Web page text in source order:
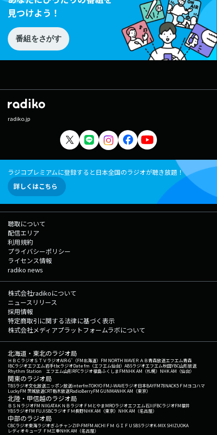
見つけよう！
番組をさがす
radiko.jp
ラジコプレミアムに登録すると日本全国のラジオが聴き放題！
詳しくはこちら
聴取について
配信エリア
利用規約
プライバシーポリシー
ライセンス情報
radiko news
株式会社radikoについて
ニュースリリース
採用情報
特定商取引に関する法律に基づく表示
株式会社メディアプラットフォームラボについて
北海道・東北のラジオ局
ＨＢＣラジオＳＴＶラジオAIR-G'（FM北海道） FM NORTH WAVEＲＡＢ青森放送エフエム青森
IBCラジオエフエム岩手tbcラジオDate fm（エフエム仙台） ABSラジオエフエム秋田YBC山形放送
Rhythm Station エフエム山形RFCラジオ福島ふくしまFMNHK AM（札幌） NHK AM（仙台）
関東のラジオ局
TBSラジオ文化放送ニッポン放送interfmTOKYO FMJ-WAVEラジオ日本BAYFM78NACK5 ＦＭヨコハマ
LuckyFM 茨城放送CRT栃木放送RadioBerryFM GUNMANHK AM（東京）
北陸・甲信越のラジオ局
ＢＳＮラジオFM NIIGATAＫＮＢラジオ ＦＭとやまMROラジオエフエム石川FBCラジオFM福井
YBSラジオFM FUJISBCラジオ ＦＭ長野NHK AM（東京） NHK AM（名古屋）
中部のラジオ局
CBCラジオ東海ラジオぎふチャンZIP-FMFM AICHI ＦＭ ＧＩＦＵ SBSラジオK-MIX SHIZUOKA
レディオキューブ ＦＭ三重NHK AM（名古屋）